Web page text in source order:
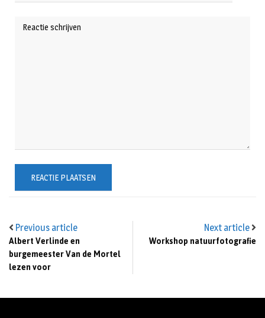
Previous article
Albert Verlinde en
burgemeester Van de Mortel
lezen voor
Next article
Workshop natuurfotografie